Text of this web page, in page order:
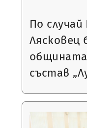
По
Лясковец
състав